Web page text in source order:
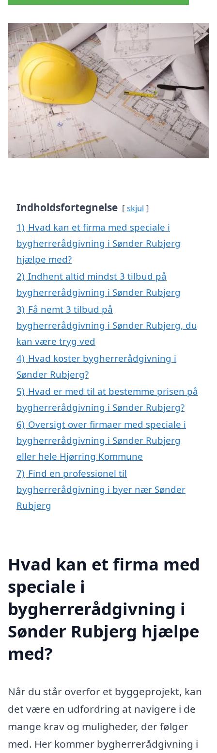
Indholdsfortegnelse skjul
1) Hvad kan et firma med speciale i
bygherrerådgivning i Sønder Rubjerg
hjælpe med?
2) Indhent altid mindst 3 tilbud på
bygherrerådgivning i Sønder Rubjerg
3) Få nemt 3 tilbud på
bygherrerådgivning i Sønder Rubjerg, du
kan være tryg ved
4) Hvad koster bygherrerådgivning i
Sønder Rubjerg?
5) Hvad er med til at bestemme prisen på
bygherrerådgivning i Sønder Rubjerg?
6) Oversigt over firmaer med speciale i
bygherrerådgivning i Sønder Rubjerg
eller hele Hjørring Kommune
7) Find en professionel til
bygherrerådgivning i byer nær Sønder
Rubjerg
Hvad kan et firma med
speciale i
bygherrerådgivning i
Sønder Rubjerg hjælpe
med?
Når du står overfor et byggeprojekt, kan
det være en udfordring at navigere i de
mange krav og muligheder, der følger
med. Her kommer bygherrerådgivning i